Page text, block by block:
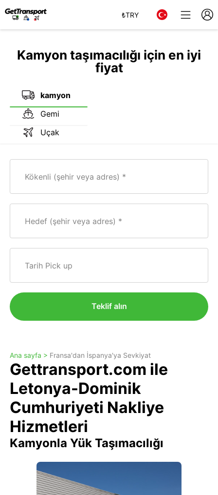
₺TRY
Kamyon taşımacılığı için en iyi
fiyat
kamyon
Gemi
Uçak
Kökenli (şehir veya adres)
Hedef (şehir veya adres)
Tarih Pick up
Teklif alın
Ana sayfa > Fransa'dan İspanya'ya Sevkiyat
Gettransport.com ile
Letonya-Dominik
Cumhuriyeti Nakliye
Hizmetleri
Kamyonla Yük Taşımacılığı